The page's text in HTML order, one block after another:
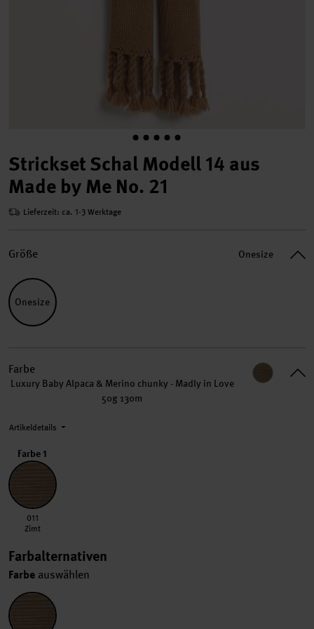
Strickset Schal Modell 14 aus
Made by Me No. 21
Lieferzeit: ca. 1-3 Werktage
Größe Onesize
Onesize
Farbe
Luxury Baby Alpaca & Merino chunky - Madly in Love
50g 130m
Artikeldetails
Farbe 1
011 Zimt
011
Zimt
Farbalternativen
Farbe auswählen